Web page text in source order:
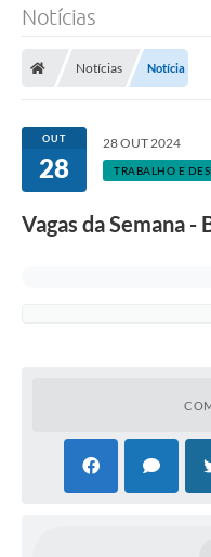
Notícias
Notícias Notícia
OUT
28
28 OUT 2024
TRABALHO E
Vagas da Semana -